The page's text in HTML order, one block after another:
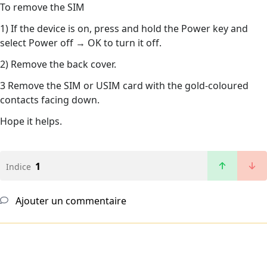
To remove the SIM
1) If the device is on, press and hold the Power key and
select Power off → OK to turn it off.
2) Remove the back cover.
3 Remove the SIM or USIM card with the gold-coloured
contacts facing down.
Hope it helps.
Indice 1
Ajouter un commentaire